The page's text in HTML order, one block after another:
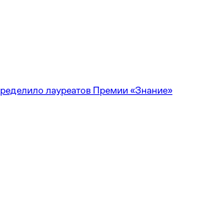
лауреатов Премии «Знание»